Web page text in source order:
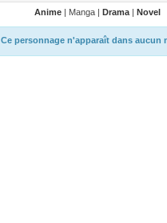
Anime | Manga | Drama | Novel
Ce personnage n'apparaît dans aucun